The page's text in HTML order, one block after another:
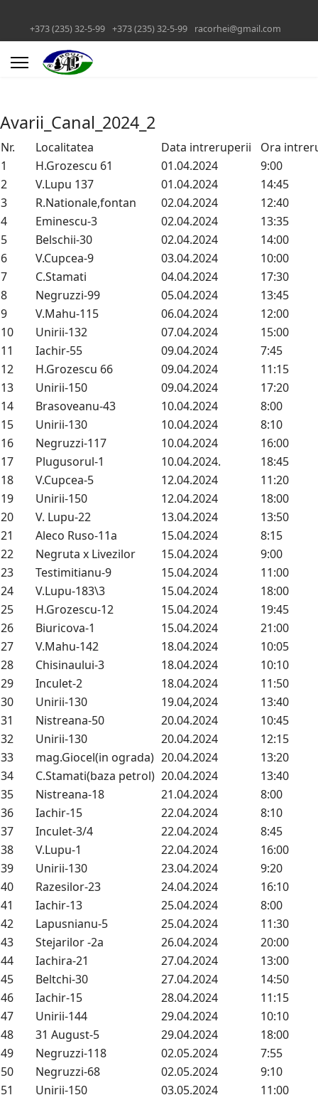
+373 (235) 32-5-99 +373 (235) 32-5-99 racorhei@gmail.com
Avarii_Canal_2024_2
Nr. Localitatea Data intreruperii
Ora
1
H.Grozescu 61 01.04.2024
9:00
2
V.Lupu 137 01.04.2024
14:45
3
R.Nationale,fontan 02.04.2024
12:40
4
Eminescu-3 02.04.2024
13:35
5
Belschii-30 02.04.2024
14:00
6
V.Cupcea-9 03.04.2024
10:00
7
C.Stamati 04.04.2024
17:30
8
Negruzzi-99 05.04.2024
13:45
9
V.Mahu-115 06.04.2024
12:00
10
Unirii-132 07.04.2024
15:00
11
Iachir-55 09.04.2024
7:45
12
H.Grozescu 66 09.04.2024
11:15
13
Unirii-150 09.04.2024
17:20
14
Brasoveanu-43 10.04.2024
8:00
15
Unirii-130 10.04.2024
8:10
16
Negruzzi-117 10.04.2024
16:00
17
Plugusorul-1 10.04.2024.
18:45
18
V.Cupcea-5 12.04.2024
11:20
19
Unirii-150 12.04.2024
18:00
20
V. Lupu-22 13.04.2024
13:50
21
Aleco Ruso-11a 15.04.2024
8:15
22
Negruta x Livezilor 15.04.2024
9:00
23
Testimitianu-9 15.04.2024
11:00
24
V.Lupu-183\3 15.04.2024
18:00
25
H.Grozescu-12 15.04.2024
19:45
26
Biuricova-1 15.04.2024
21:00
27
V.Mahu-142 18.04.2024
10:05
28
Chisinaului-3 18.04.2024
10:10
29
Inculet-2 18.04.2024
11:50
30
Unirii-130 19.04,2024
13:40
31
Nistreana-50 20.04.2024
10:45
32
Unirii-130 20.04.2024
12:15
33
mag.Giocel(in ograda) 20.04.2024
13:20
34
C.Stamati(baza petrol) 20.04.2024
13:40
35
Nistreana-18 21.04.2024
8:00
36
Iachir-15 22.04.2024
8:10
37
Inculet-3/4 22.04.2024
8:45
38
V.Lupu-1 22.04.2024
16:00
39
Unirii-130 23.04.2024
9:20
40
Razesilor-23 24.04.2024
16:10
41
Iachir-13 25.04.2024
8:00
42
Lapusnianu-5 25.04.2024
11:30
43
Stejarilor -2a 26.04.2024
20:00
44
Iachira-21 27.04.2024
13:00
45
Beltchi-30 27.04.2024
14:50
46
Iachir-15 28.04.2024
11:15
47
Unirii-144 29.04.2024
10:10
48
31 August-5 29.04.2024
18:00
49
Negruzzi-118 02.05.2024
7:55
50
Negruzzi-68 02.05.2024
9:10
51
Unirii-150 03.05.2024
11:00